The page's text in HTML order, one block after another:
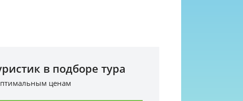
в подборе тура
ценам